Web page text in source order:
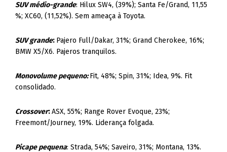
SUV médio-grande: Hilux SW4, (39%); Santa Fe/Grand, 11,55
%; XC60, (11,52%). Sem ameaça à Toyota.
SUV grande: Pajero Full/Dakar, 31%; Grand Cherokee, 16%;
BMW X5/X6. Pajeros tranquilos.
Monovolume pequeno:Fit, 48%; Spin, 31%; Idea, 9%. Fit
consolidado.
Crossover:ASX, 55%; Range Rover Evoque, 23%;
Freemont/Journey, 19%. Liderança folgada.
Picape pequena: Strada, 54%; Saveiro, 31%; Montana, 13%.